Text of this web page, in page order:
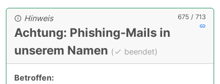
675 / 713
Hinweis
Achtung: Phishing-Mails in
unserem Namen ( beendet)
Betroffen: